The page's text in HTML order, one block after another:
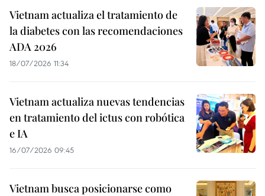
Vietnam actualiza el tratamiento de
la diabetes con las recomendaciones
ADA 2026
18/07/2026 11:34
Vietnam actualiza nuevas tendencias
en tratamiento del ictus con robótica
e IA
16/07/2026 09:45
Vietnam busca posicionarse como